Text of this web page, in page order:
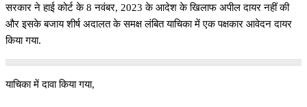
सरकार ने हाई कोर्ट के 8 नवंबर, 2023 के आदेश के खिलाफ अपील दायर नहीं की
और इसके बजाय शीर्ष अदालत के समक्ष लंबित याचिका में एक पक्षकार आवेदन दायर
किया गया.
याचिका में दावा किया गया,